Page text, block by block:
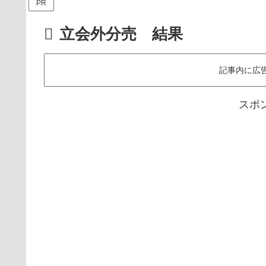
PR
立会外分売 結果
記事内に広
スポ